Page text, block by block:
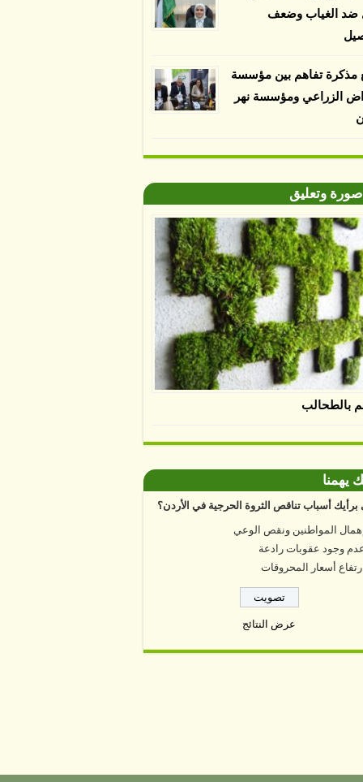
ضد الغياب وضعف
مذكرة تفاهم بين مؤسسة
الزراعي ومؤسسة نهر
صورة وتعليق
بالطحالب
يهمنا
أسباب تناقص الثروة الحرجية في الأردن؟
المواطنين ونقص الوعي
وجود عقوبات رادعة
أسعار المحروقات
عرض النتائج